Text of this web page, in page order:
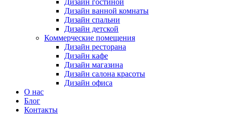
Дизайн гостиной
Дизайн ванной комнаты
Дизайн спальни
Дизайн детской
Коммерческие помещения
Дизайн ресторана
Дизайн кафе
Дизайн магазина
Дизайн салона красоты
Дизайн офиса
О нас
Блог
Контакты